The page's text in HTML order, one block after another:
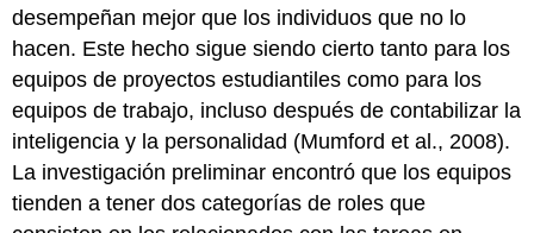
desempeñan mejor que los individuos que no lo
hacen. Este hecho sigue siendo cierto tanto para los
equipos de proyectos estudiantiles como para los
equipos de trabajo, incluso después de contabilizar la
inteligencia y la personalidad (Mumford et al., 2008).
La investigación preliminar encontró que los equipos
tienden a tener dos categorías de roles que